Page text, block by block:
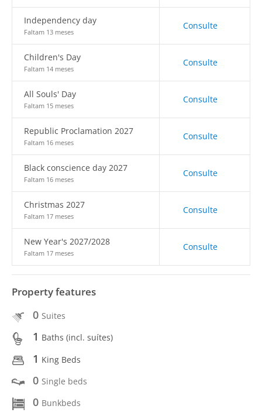
Independency day
Faltam 13 meses
Consulte
Children's Day
Faltam 14 meses
Consulte
All Souls' Day
Faltam 15 meses
Consulte
Republic Proclamation 2027
Faltam 16 meses
Consulte
Black conscience day 2027
Faltam 16 meses
Consulte
Christmas 2027
Faltam 17 meses
Consulte
New Year's 2027/2028
Faltam 17 meses
Consulte
Property features
0 Suites
1 Baths (incl. suítes)
1 King Beds
0 Single beds
0 Bunkbeds